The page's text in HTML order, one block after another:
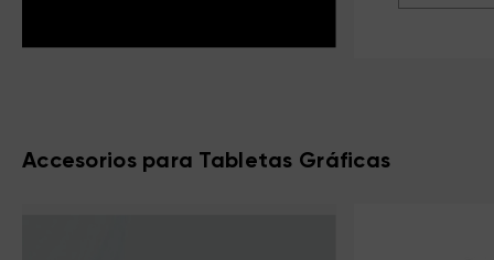
Accesorios para Tabletas Gráficas